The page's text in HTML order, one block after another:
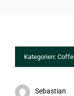
Kategorien:
Sebastian